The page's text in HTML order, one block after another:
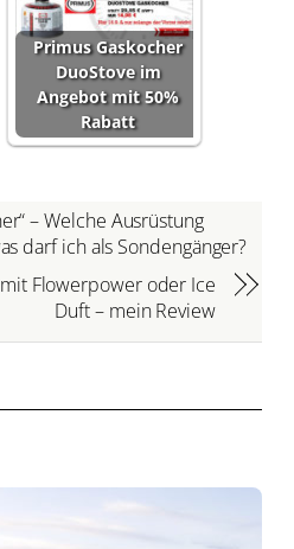
Primus Gaskocher
DuoStove im
Angebot mit 50%
Rabatt
– Welche Ausrüstung
darf ich als Sondengänger?
Flowerpower oder Ice
Duft – mein Review